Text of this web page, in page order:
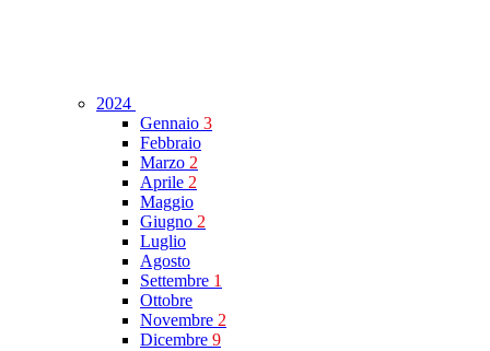
2024
Gennaio 3
Febbraio
Marzo 2
Aprile 2
Maggio
Giugno 2
Luglio
Agosto
Settembre 1
Ottobre
Novembre 2
Dicembre 9